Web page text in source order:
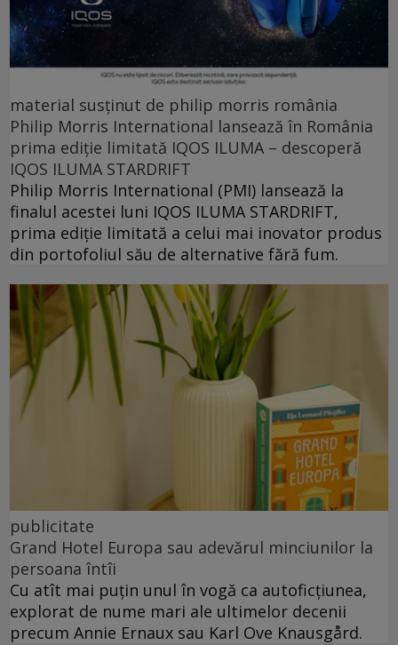
material susținut de philip morris românia
Philip Morris International lansează în România
prima ediție limitată IQOS ILUMA – descoperă
IQOS ILUMA STARDRIFT
Philip Morris International (PMI) lansează la
finalul acestei luni IQOS ILUMA STARDRIFT,
prima ediție limitată a celui mai inovator produs
din portofoliul său de alternative fără fum.
publicitate
Grand Hotel Europa sau adevărul minciunilor la
persoana întîi
Cu atît mai puțin unul în vogă ca autoficțiunea,
explorat de nume mari ale ultimelor decenii
precum Annie Ernaux sau Karl Ove Knausgård.